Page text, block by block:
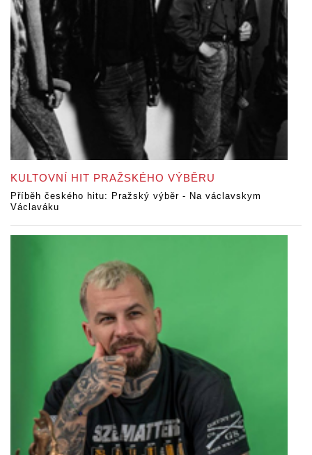
KULTOVNÍ HIT PRAŽSKÉHO VÝBĚRU
Příběh českého hitu: Pražský výběr - Na václavskym
Václaváku